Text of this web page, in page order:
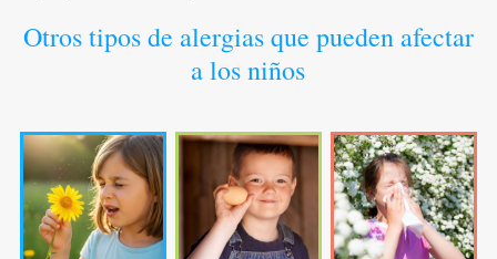
Otros tipos de alergias que pueden afectar
a los niños